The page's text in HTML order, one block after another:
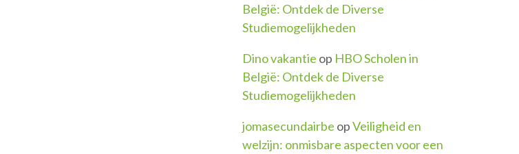
België: Ontdek de Diverse
Studiemogelijkheden
Dino vakantie op HBO Scholen in
België: Ontdek de Diverse
Studiemogelijkheden
jomasecundairbe opVeiligheid en
welzijn: onmisbare aspecten voor een